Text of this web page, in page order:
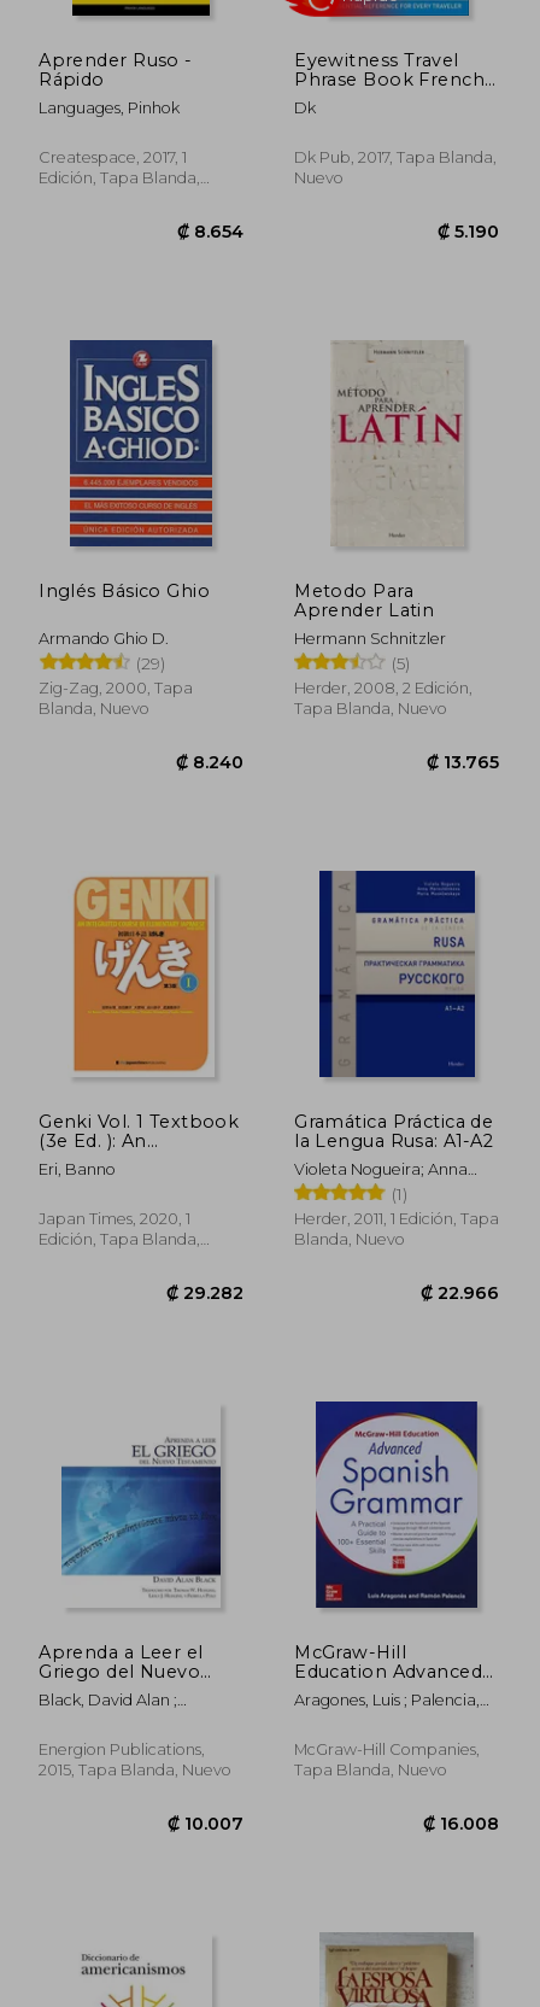
₡
Aprender Ruso -
Rápido
Languages, Pinhok
Createspace, 2017, 1
Edición, Tapa Blanda,
Eyewitness Travel
Phrase Book French
(dk Eyewitness Travel
Phrase Books) (en
Dk
Dk Pub, 2017, Tapa Blanda,
Nuevo
Rápido
Inglés Básico Ghio
Armando Ghio D.
(29)
Zig-Zag, 2000, Tapa
Blanda, Nuevo
Metodo Para
Aprender Latin
Hermann Schnitzler
(5)
Herder, 2008, 2 Edición,
Tapa Blanda, Nuevo
Genki Vol. 1 Textbook
(3e Ed. ): An
Integrated Course in
Elementary Japanese
Eri, Banno
Japan Times, 2020, 1
Edición, Tapa Blanda,
Gramática Práctica de
la Lengua Rusa: A1-A2
Violeta Nogueira; Anna
Merechénkova; Marina
Gorbatkina
(1)
Herder, 2011, 1 Edición, Tapa
Blanda, Nuevo
Aprenda a Leer el
Griego del Nuevo
Testamento
Black, David Alan ;
Fiorella J.
Energion Publications,
2015, Tapa Blanda, Nuevo
McGraw-Hill
Education Advanced
Spanish Grammar (en
Inglés)
Aragones, Luis ; Palencia,
McGraw-Hill Companies,
Tapa Blanda, Nuevo